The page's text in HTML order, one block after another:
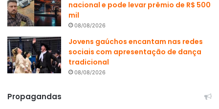
nacional e pode levar prêmio de R$ 500
mil
08/08/2026
Jovens gaúchos encantam nas redes
sociais com apresentação de dança
tradicional
08/08/2026
Propagandas